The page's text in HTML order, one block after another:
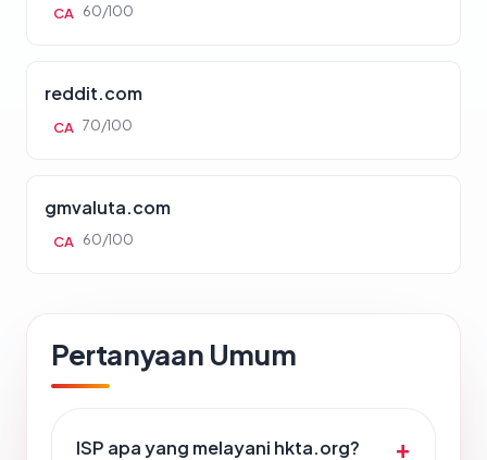
CA 60/100
reddit.com
CA 70/100
gmvaluta.com
CA 60/100
Pertanyaan Umum
ISP apa yang melayani hkta.org?